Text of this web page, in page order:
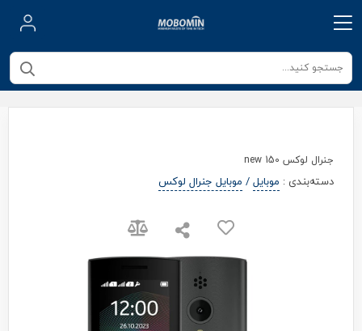
جنرال لوکس 150 new
دسته‌بندی : موبایل/ موبایل جنرال لوکس